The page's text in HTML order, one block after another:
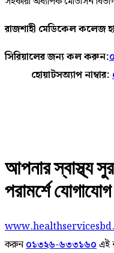
রাজশাহী মেডিকেল কলেজ
সিরিয়ালের জন্য কল করুন:
হোয়াটসঅ্যাপ নাম্বার:
আপনার স্বাস্থ্য
পরামর্শে
করুন০১৩২৬-৬৩৩১৬০এই